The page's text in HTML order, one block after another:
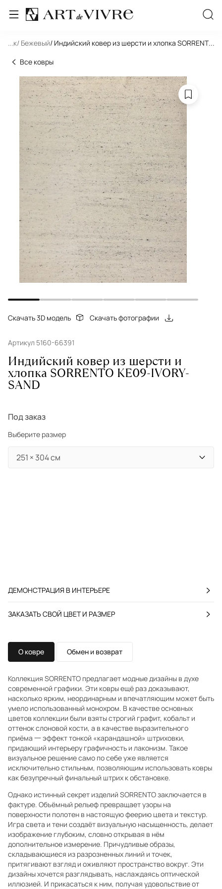
... / Бежевый/ Индийский ковер из шерсти и хлопка SORRENTO
...
Все ковры
Скачать 3D модель Скачать фотографии
Артикул 5160-66391
Индийский ковер из шерсти и
хлопка SORRENTO KE09-IVORY-
SAND
Под заказ
Выберите размер
ДЕМОНСТРАЦИЯ В ИНТЕРЬЕРЕ
ЗАКАЗАТЬ СВОЙ ЦВЕТ И РАЗМЕР
О ковре Обмен и возврат
Коллекция SORRENTO предлагает модные дизайны в духе
современной графики. Эти ковры ещё раз доказывают,
насколько ярким, неординарным и впечатляющим может быть
умело использованный монохром. В качестве основных
цветов коллекции были взяты строгий графит, кобальт и
оттенок слоновой кости, а в качестве выразительного
приёма 一 эффект тонкой «карандашной» штриховки,
придающий интерьеру графичность и лаконизм. Такое
визуальное решение само по себе уже является
исключительно стильным, позволяющим использовать ковры
как безупречный финальный штрих к обстановке.
Однако истинный секрет изделий SORRENTO заключается в
фактуре. Объёмный рельеф превращает узоры на
поверхности полотен в настоящую феерию цвета и текстур.
Игра света и тени создаёт визуальную насыщенность, делает
изображение глубоким, словно открывая в нём
дополнительное измерение. Причудливые образы,
складывающиеся из разрозненных линий и точек,
притягивают взгляд и оживляют пространство вокруг. Эти
дизайны хочется разглядывать, наслаждаясь оптической
иллюзией. И прикасаться к ним, получая удовольствие от